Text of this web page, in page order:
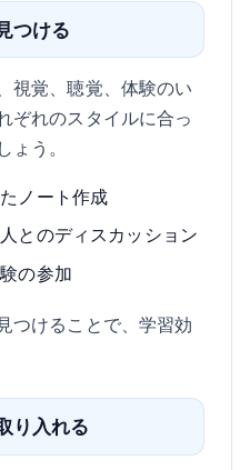
つける
視覚、聴覚、体験のい
ぞれのスタイルに合っ
う。
ノート作成
とのディスカッション
の参加
つけることで、学習効
り入れる